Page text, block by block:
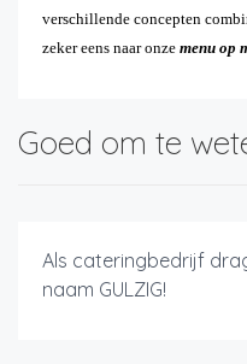
verschillende concepten
zeker eens naar onze menu op
Goed om te
Als cateringbedrijf
naam GULZIG!